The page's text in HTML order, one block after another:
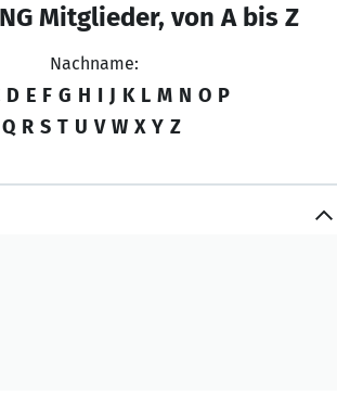
Mitglieder, von A bis Z
Nachname:
D E F G H I J K L M N O P
Q R S T U V W X Y Z